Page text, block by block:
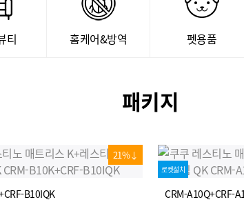
티 홈케어&방역 펫용품
패키지
21%↓
B10IQK
로켓설치
CRM-A10Q+CRF-